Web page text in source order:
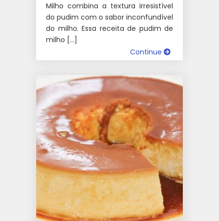
Milho combina a textura irresistível
do pudim com o sabor inconfundível
do milho. Essa receita de pudim de
milho […]
Continue